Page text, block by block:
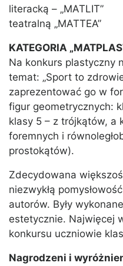
literacką – „MATLIT”
teatralną „MATTEA”
KATEGORIA
Na konkurs plastyczny
temat: „Sport to
zaprezentować go w
figur geometrycznych:
klasy 5 – z trójkątów, a
foremnych i
prostokątów).
Zdecydowana
niezwykłą
autorów. Były
estetycznie. Najwięcej
konkursu uczniowie
Nagrodzeni i